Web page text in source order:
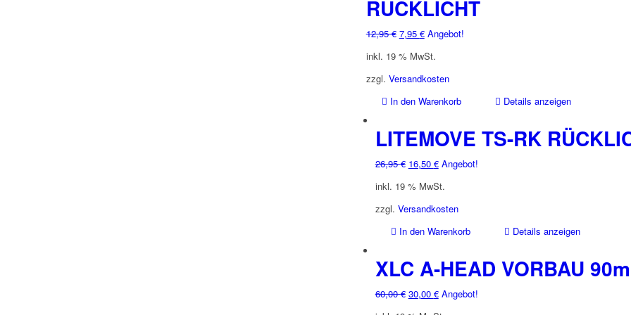
RÜCKLICHT
12,95€ Ursprünglicher
war:
12,95 €
7,95 €Aktueller
ist:
7,95 €.
Angebot!
inkl. 19 % MwSt.
zzgl. Versandkosten
In den Warenkorb
Details anzeigen
LITEMOVE TS-RK
26,95€ Ursprünglicher
war:
26,95 €
16,50 €Aktueller
ist:
16,50 €.
Angebot!
inkl. 19 % MwSt.
zzgl. Versandkosten
In den Warenkorb
Details anzeigen
XLC A-HEAD VORBAU
60,00€ Ursprünglicher
30,00 €Aktueller
Angebot!